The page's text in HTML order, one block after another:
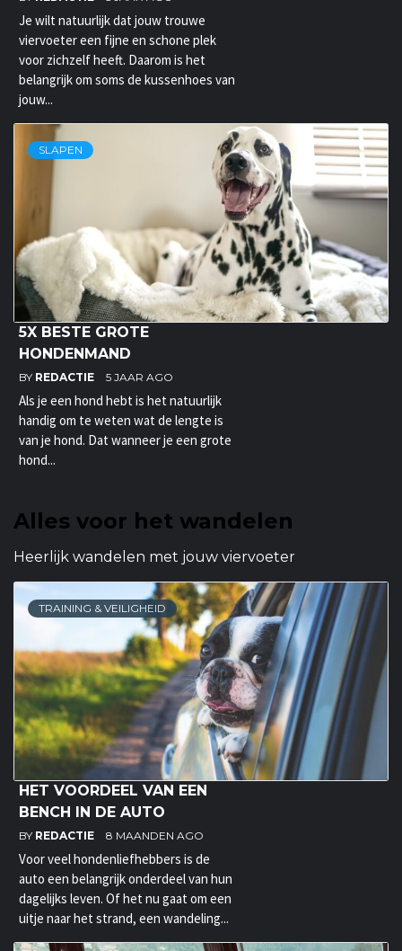
Je wilt natuurlijk dat jouw trouwe
viervoeter een fijne en schone plek
voor zichzelf heeft. Daarom is het
belangrijk om soms de kussenhoes van
jouw...
SLAPEN
5X BESTE GROTE
HONDENMAND
BY REDACTIE 5 JAAR AGO
Als je een hond hebt is het natuurlijk
handig om te weten wat de lengte is
van je hond. Dat wanneer je een grote
hond...
Alles voor het wandelen
Heerlijk wandelen met jouw viervoeter
TRAINING & VEILIGHEID
HET VOORDEEL VAN EEN
BENCH IN DE AUTO
BY REDACTIE 8 MAANDEN AGO
Voor veel hondenliefhebbers is de
auto een belangrijk onderdeel van hun
dagelijks leven. Of het nu gaat om een
uitje naar het strand, een wandeling...